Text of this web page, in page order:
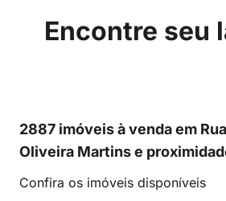
Encontre seu
2887 imóveis à venda em
Oliveira Martins e
Confira os imóveis disponíveis